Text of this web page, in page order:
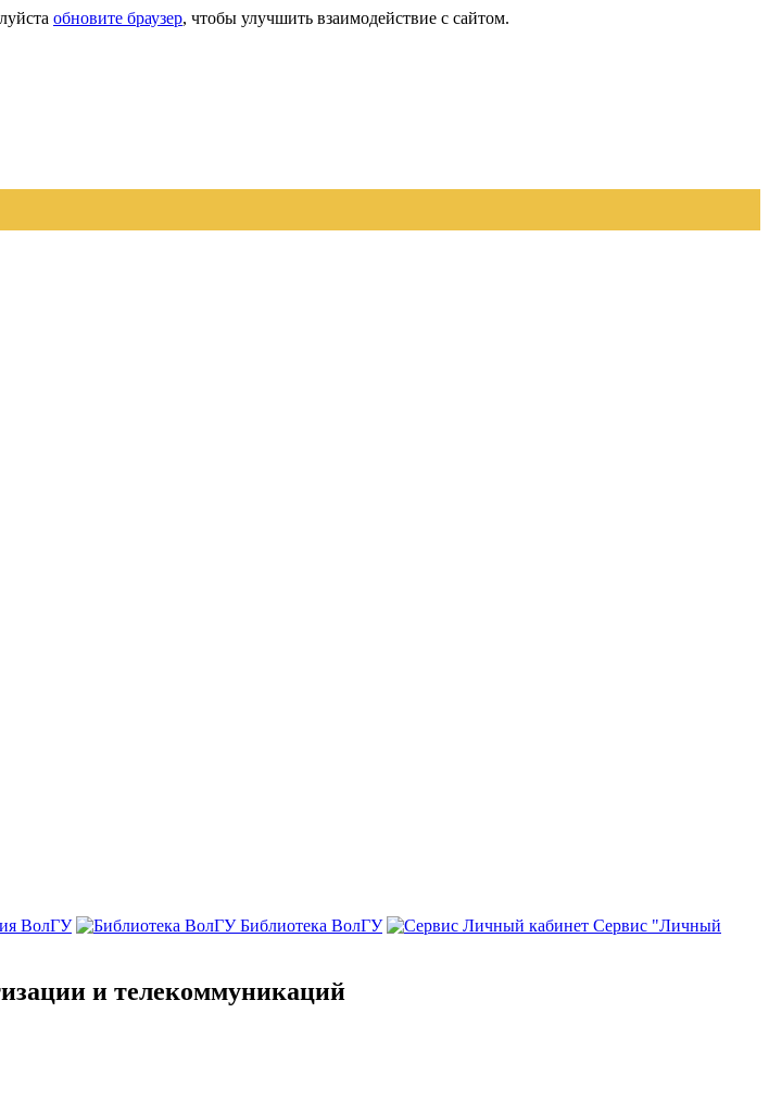
обновите браузер, чтобы улучшить взаимодействие с сайтом.
ВолГУ Библиотека ВолГУ
Сервис "Личный
и телекоммуникаций